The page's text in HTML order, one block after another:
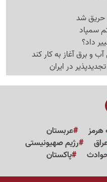
حریق شد
سمپاد
داد؟
و برق آغاز به کار کند
در ایران
هرمز
عربستان
رژیم صهیونیستی
پاکستان